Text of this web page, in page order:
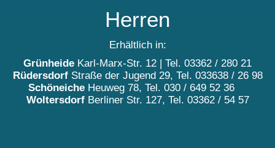
Herren
Erhältlich in:
Grünheide Karl-Marx-Str. 12 | Tel. 03362 / 280 21
RüdersdorfStraße der Jugend 29, Tel. 033638 / 26 98
Schöneiche Heuweg 78, Tel. 030 / 649 52 36
Woltersdorf Berliner Str. 127, Tel. 03362 / 54 57